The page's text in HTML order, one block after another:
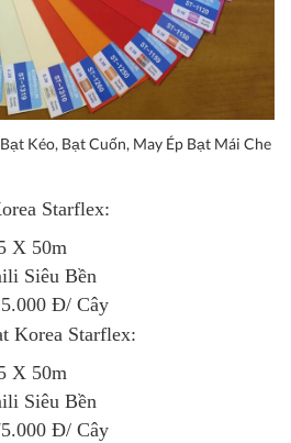
Kéo, Bạt Cuốn, May Ép Bạt Mái Che
Starflex:
X 50m
Siêu Bền
Đ/ Cây
Korea Starflex:
X 50m
Siêu Bền
Đ/ Cây